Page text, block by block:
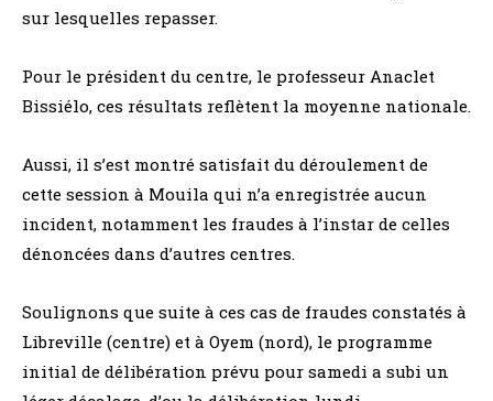
sur lesquelles repasser.
Pour le président du centre, le professeur Anaclet
Bissiélo, ces résultats reflètent la moyenne nationale.
Aussi, il s’est montré satisfait du déroulement de
cette session à Mouila qui n’a enregistrée aucun
incident, notamment les fraudes à l’instar de celles
dénoncées dans d’autres centres.
Soulignons que suite à ces cas de fraudes constatés à
Libreville (centre) et à Oyem (nord), le programme
initial de délibération prévu pour samedi a subi un